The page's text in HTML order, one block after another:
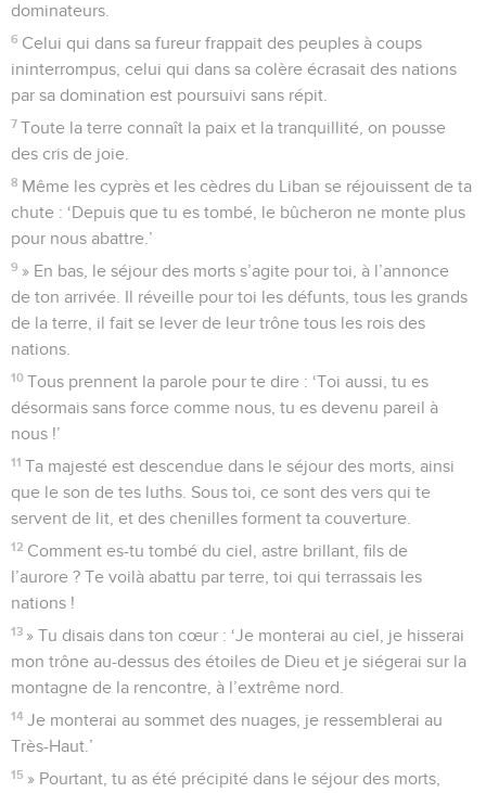
dominateurs.
6 Celui qui dans sa fureur frappait des peuples à coups
ininterrompus, celui qui dans sa colère écrasait des nations
par sa domination est poursuivi sans répit.
7 Toute la terre connaît la paix et la tranquillité, on pousse
des cris de joie.
8 Même les cyprès et les cèdres du Liban se réjouissent de ta
chute : ‘Depuis que tu es tombé, le bûcheron ne monte plus
pour nous abattre.’
9 » En bas, le séjour des morts s’agite pour toi, à l’annonce
de ton arrivée. Il réveille pour toi les défunts, tous les grands
de la terre, il fait se lever de leur trône tous les rois des
nations.
10 Tous prennent la parole pour te dire : ‘Toi aussi, tu es
désormais sans force comme nous, tu es devenu pareil à
nous !’
11 Ta majesté est descendue dans le séjour des morts, ainsi
que le son de tes luths. Sous toi, ce sont des vers qui te
servent de lit, et des chenilles forment ta couverture.
12 Comment es-tu tombé du ciel, astre brillant, fils de
l’aurore ? Te voilà abattu par terre, toi qui terrassais les
nations !
13 » Tu disais dans ton cœur : ‘Je monterai au ciel, je hisserai
mon trône au-dessus des étoiles de Dieu et je siégerai sur la
montagne de la rencontre, à l’extrême nord.
14 Je monterai au sommet des nuages, je ressemblerai au
Très-Haut.’
15 » Pourtant, tu as été précipité dans le séjour des morts,